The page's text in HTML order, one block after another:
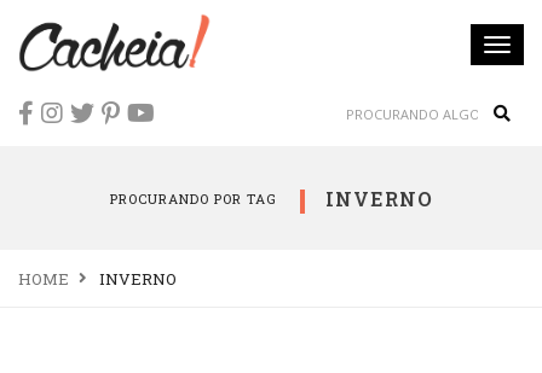
PROCURANDO POR TAG INVERNO
HOME INVERNO